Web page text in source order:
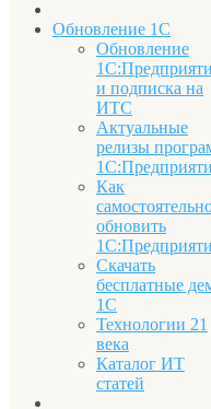
Обновление 1С
Обновление
и подписка на
ИТС
Актуальные
релизы
Как
обновить
Скачать
бесплатные
1С
Технологии 21
века
Каталог ИТ
статей